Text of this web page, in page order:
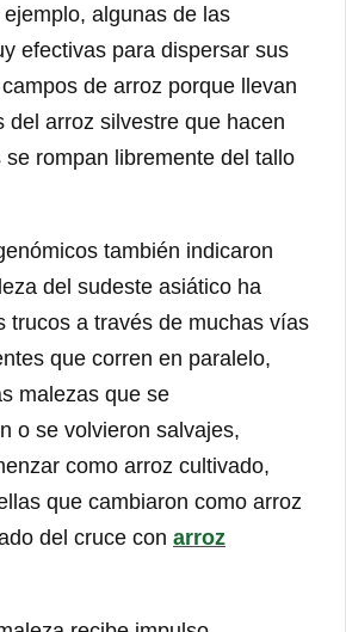
ejemplo, algunas de las
efectivas para dispersar sus
de arroz porque llevan
del arroz silvestre que hacen
rompan libremente del tallo
también indicaron
del sudeste asiático ha
trucos a través de muchas vías
que corren en paralelo,
malezas que se
o se volvieron salvajes,
como arroz cultivado,
que cambiaron como arroz
del cruce con arroz